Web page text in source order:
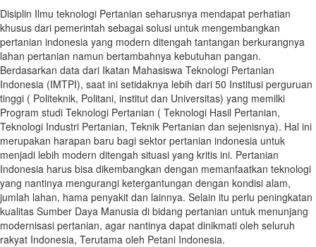
Disiplin Ilmu teknologi Pertanian seharusnya mendapat perhatian
khusus dari pemerintah sebagai solusi untuk mengembangkan
pertanian indonesia yang modern ditengah tantangan berkurangnya
lahan pertanian namun bertambahnya kebutuhan pangan.
Berdasarkan data dari Ikatan Mahasiswa Teknologi Pertanian
Indonesia (IMTPI), saat ini setidaknya lebih dari 50 Institusi perguruan
tinggi ( Politeknik, Politani, institut dan Universitas) yang memilki
Program studi Teknologi Pertanian ( Teknologi Hasil Pertanian,
Teknologi Industri Pertanian, Teknik Pertanian dan sejenisnya). Hal ini
merupakan harapan baru bagi sektor pertanian indonesia untuk
menjadi lebih modern ditengah situasi yang kritis ini. Pertanian
Indonesia harus bisa dikembangkan dengan memanfaatkan teknologi
yang nantinya mengurangi ketergantungan dengan kondisi alam,
jumlah lahan, hama penyakit dan lainnya. Selain itu perlu peningkatan
kualitas Sumber Daya Manusia di bidang pertanian untuk menunjang
modernisasi pertanian, agar nantinya dapat dinikmati oleh seluruh
rakyat Indonesia, Terutama oleh Petani Indonesia.